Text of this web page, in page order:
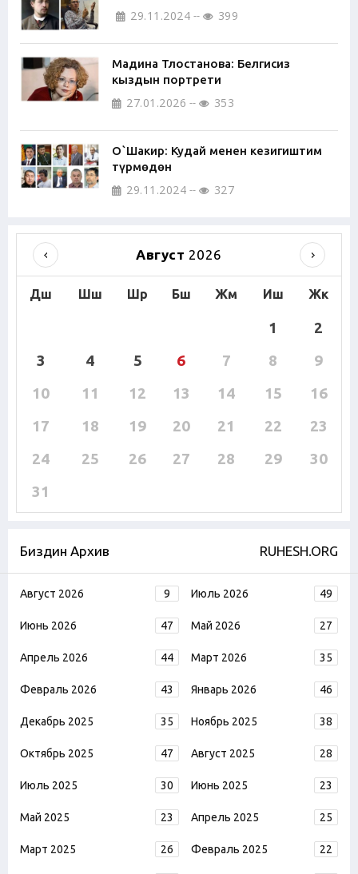
29.11.2024 399
Мадина Тлостанова: Белгисиз
кыздын портрети
27.01.2026 353
О`Шакир: Кудай менен кезигиштим
түрмөдөн
29.11.2024 327
Август 2026
Дш Шш Шр Бш Жм Иш Жк
1
2
3
4 5 6 7 8
9
10
11 12 13 14 15
16
17
18 19 20 21 22
23
24
25 26 27 28 29
30
31
Биздин Архив RUHESH.ORG
Август 2026 9 Июль 2026 49
Июнь 2026 47 Май 2026 27
Апрель 2026 44 Март 2026 35
Февраль 2026 43 Январь 2026 46
Декабрь 2025 35 Ноябрь 2025 38
Октябрь 2025 47 Август 2025 28
Июль 2025 30 Июнь 2025 23
Май 2025 23 Апрель 2025 25
Март 2025 26 Февраль 2025 22